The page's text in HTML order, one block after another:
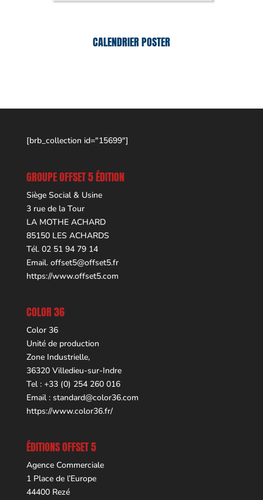
CALENDRIER POSTER
[brb_collection id="15699"]
GROUPE OFFSET 5 ÉDITION
Siège Social & Usine
3 rue de la Tour
LA MOTHE ACHARD
85150 LES ACHARDS
Tél. 02 51 94 79 14
Email. offset5@offset5.fr
https://www.offset5.com
COLOR 36
Color 36
Unité de production
Zone Industrielle,
36320 Villedieu-sur-Indre
Tel : +33 (0) 254 260 016
Email : standard@color36.com
https://www.color36.fr/
ÉDITIONS OFFSET 5
Agence Commerciale
1 Place de l’Europe
44400 Rezé